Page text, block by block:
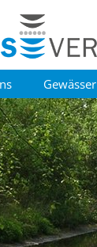
Gewässer